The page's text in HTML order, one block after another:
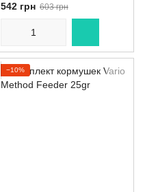
542 грн 603 грн
−10%